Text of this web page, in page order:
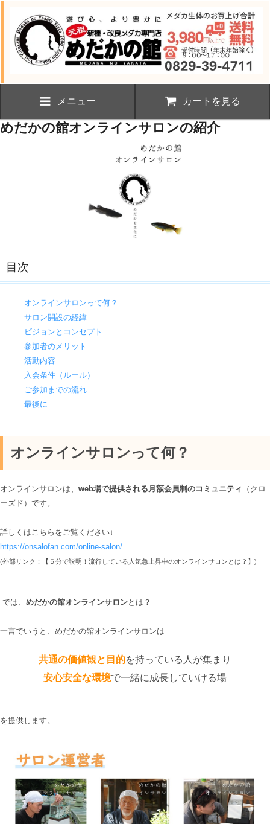
メニュー カートを見る
めだかの館オンラインサロンの紹介
目次
オンラインサロンって何？
サロン開設の経緯
ビジョンとコンセプト
参加者のメリット
活動内容
入会条件（ルール）
ご参加までの流れ
最後に
オンラインサロンって何？
オンラインサロンは、 web場で提供される月額会員制のコミュニティ
（クロ
ーズド）です。
詳しくはこちらをご覧ください↓
https://onsalofan.com/online-salon/
(外部リンク：【５分で説明！流行している人気急上昇中のオンラインサロンとは？】)
では、 めだかの館オンラインサロンとは？
一言でいうと、めだかの館オンラインサロンは
共通の価値観と目的を持っている人が集まり
安心安全な環境で一緒に成長していける場
を提供します。